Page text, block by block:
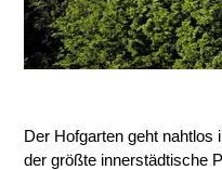
Der Hofgarten geht nahtlos
der größte innerstädtische